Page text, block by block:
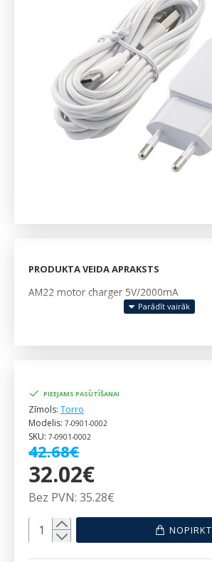
PRODUKTA VEIDA APRAKSTS
AM22 motor charger 5V/2000mA
32.02€
42.68€
Bez PVN: 35.28€
PIEEJAMS PASŪTĪŠANAI
Zīmols: Torro
Modelis: 7-0901-0002
SKU: 7-0901-0002
NOPIRKT